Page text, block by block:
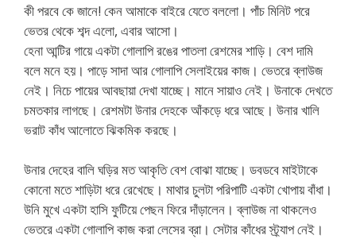
কী পরবে কে জানে! কেন আমাকে বাইরে যেতে বললো। পাঁচ মিনিট পরে
ভেতর থেকে শব্দ এলো, এবার আসো।
হেনা আন্টির গায়ে একটা গোলাপি রঙের পাতলা রেশমের শাড়ি। বেশ দামি
বলে মনে হয়। পাড়ে সাদা আর গোলাপি সেলাইয়ের কাজ। ভেতরে ব্লাউজ
নেই। নিচে পায়ের আবছায়া দেখা যাচ্ছে। মানে সায়াও নেই। উনাকে দেখতে
চমতকার লাগছে। রেশমটা উনার দেহকে আঁকড়ে ধরে আছে। উনার খালি
ভরাট কাঁধ আলোতে ঝিকমিক করছে।
উনার দেহের বালি ঘড়ির মত আকৃতি বেশ বোঝা যাচ্ছে। ডবডবে মাইটাকে
কোনো মতে শাড়িটা ধরে রেখেছে। মাথার চুলটা পরিপাটি একটা খোপায় বাঁধা।
উনি মুখে একটা হাসি ফুটিয়ে পেছন ফিরে দাঁড়ালেন। ব্লাউজ না থাকলেও
ভেতরে একটা গোলাপি কাজ করা লেসের ব্রা। সেটার কাঁধের স্ট্র্যাপ নেই।